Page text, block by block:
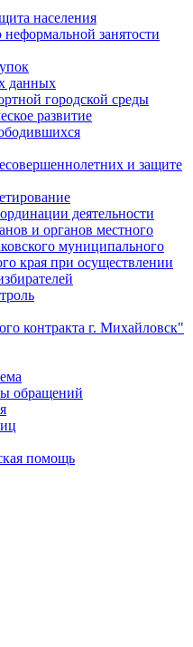
населения
занятости
данных
городской среды
развитие
и защите
деятельности
и органов местного
муниципального
края при осуществлении
контракта г. Михайловск"
обращений
помощь